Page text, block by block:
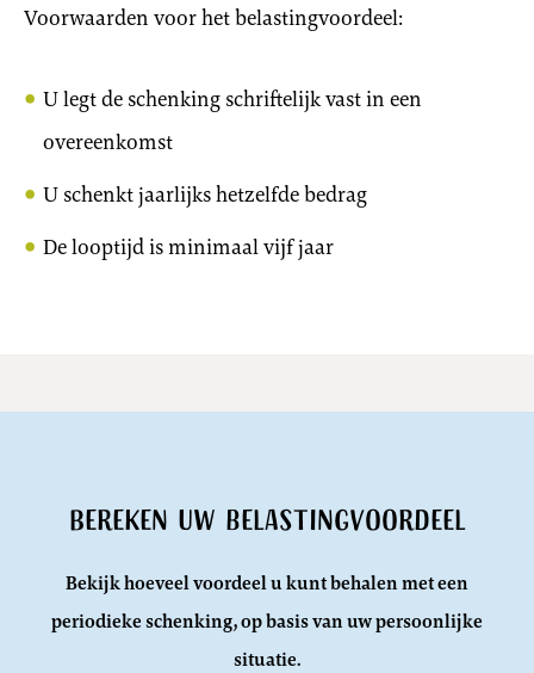
Voorwaarden voor het belastingvoordeel:
U legt de schenking schriftelijk vast in een
overeenkomst
U schenkt jaarlijks hetzelfde bedrag
De looptijd is minimaal vijf jaar
Bereken uw belastingvoordeel
Bekijk hoeveel voordeel u kunt behalen met een
periodieke schenking, op basis van uw persoonlijke
situatie.